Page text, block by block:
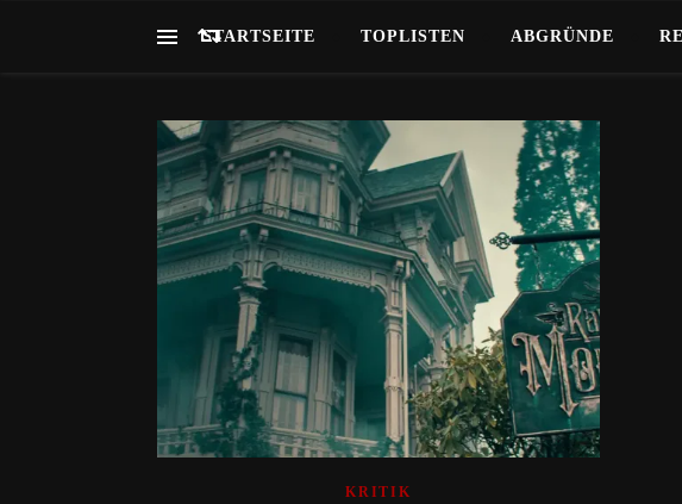
STARTSEITE TOPLISTEN ABGRÜNDE
KRITIK